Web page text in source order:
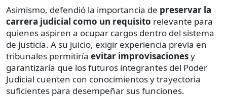
Asimismo, defendió la importancia de preservar la
carrera judicial como un requisito relevante para
quienes aspiren a ocupar cargos dentro del sistema
de justicia. A su juicio, exigir experiencia previa en
tribunales permitiría evitar improvisacionesy
garantizaría que los futuros integrantes del Poder
Judicial cuenten con conocimientos y trayectoria
suficientes para desempeñar sus funciones.